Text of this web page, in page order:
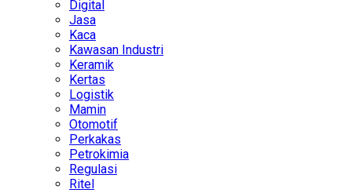
Digital
Jasa
Kaca
Kawasan Industri
Keramik
Kertas
Logistik
Mamin
Otomotif
Perkakas
Petrokimia
Regulasi
Ritel